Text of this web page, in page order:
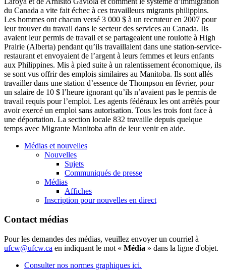
du Canada a vite fait échec à ces travailleurs migrants philippins.
Les hommes ont chacun versé 3 000 $ à un recruteur en 2007 pour
leur trouver du travail dans le secteur des services au Canada. Ils
avaient leur permis de travail et se partageaient une roulotte à High
Prairie (Alberta) pendant qu’ils travaillaient dans une station-service-
restaurant et envoyaient de l’argent à leurs femmes et leurs enfants
aux Philippines. Mis à pied suite à un ralentissement économique, ils
se sont vus offrir des emplois similaires au Manitoba. Ils sont allés
travailler dans une station d’essence de Thompson en février, pour
un salaire de 10 $ l’heure ignorant qu’ils n’avaient pas le permis de
travail requis pour l’emploi. Les agents fédéraux les ont arrêtés pour
avoir exercé un emploi sans autorisation. Tous les trois font face à
une déportation. La section locale 832 travaille depuis quelque
temps avec Migrante Manitoba afin de leur venir en aide.
Médias et nouvelles
Nouvelles
Sujets
Communiqués de presse
Médias
Affiches
Inscription pour nouvelles en direct
Contact médias
Pour les demandes des médias, veuillez envoyer un courriel à
ufcw@ufcw.ca en indiquant le mot « Média » dans la ligne d'objet.
Consulter nos normes graphiques ici.